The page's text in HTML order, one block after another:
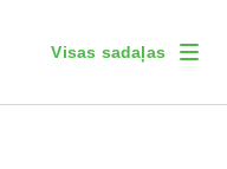
Visas sadaļas